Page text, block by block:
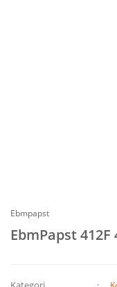
Ebmpapst
EbmPapst 412F